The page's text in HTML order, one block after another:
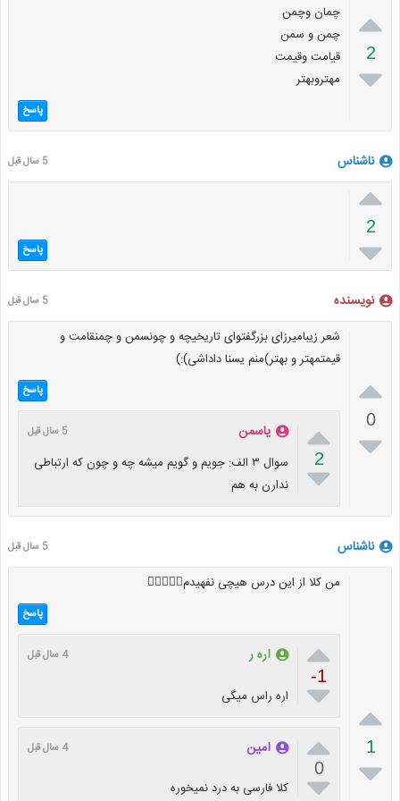

2

چمان وچمن
چمن و سمن
قیامت وقیمت
مهتروبهتر
پاسخ
ناشناس 5 سال قبل

2
 پاسخ
نویسنده 5 سال قبل

0

شعر زیبامیرزای بزرگفتوای تاریخیچه و چونسمن و چمنقامت و
قیمتمهتر و بهتر)منم یسنا داداشی):)
پاسخ

2

یاسمن 5 سال قبل
سوال ۳ الف: جویم و گویم میشه چه و چون که ارتباطی
ندارن به هم
ناشناس 5 سال قبل

1

من کلا از این درس هیچی نفهیدم✋🏻🙄😐🤥
پاسخ

-1

اره ر 4 سال قبل
اره راس میگی

0

امین 4 سال قبل
کلا فارسی به درد نمیخوره